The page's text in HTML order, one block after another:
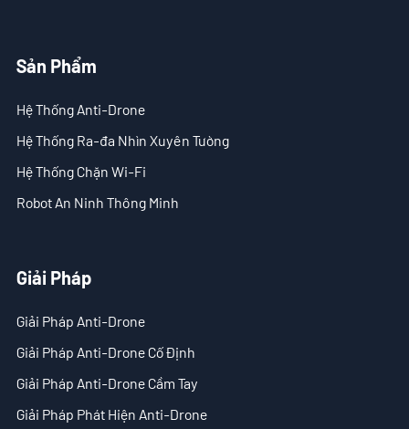
- - ND-IR002 Robot Chữa Cháy Di Động
- - ND-IR003 Robot Xử Lý Vật Liệu Nổ
- - ND-UR002 Phương Tiện Điều Khiển Từ Xa
- Giải Pháp Anti-Drone Cố Định
- Giải Pháp Anti-Drone Cầm Tay
- Giải Pháp Phát Hiện Anti-Drone
Sản Phẩm
Hệ Thống Anti-Drone
Hệ Thống Ra-đa Nhìn Xuyên Tường
Hệ Thống Chặn Wi-Fi
Robot An Ninh Thông Minh
Giải Pháp
Giải Pháp Anti-Drone
Giải Pháp Anti-Drone Cố Định
Giải Pháp Anti-Drone Cầm Tay
Giải Pháp Phát Hiện Anti-Drone